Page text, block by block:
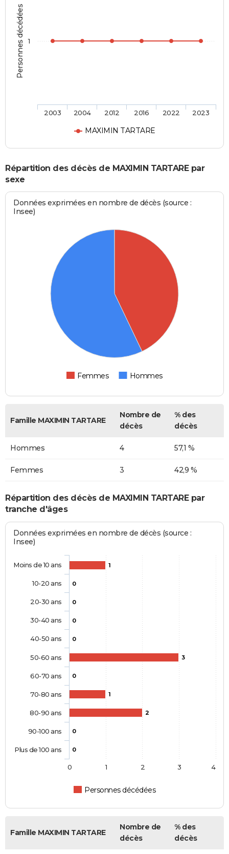
Personnes décédées
MAXIMIN TARTARE
2003 2004 2012 2016 2022 2023
1
Répartition des décès de MAXIMIN TARTARE par
sexe
Données exprimées en nombre de décès (source :
Insee)
Femmes Hommes
Famille MAXIMIN TARTARE
Nombre de
décès
% des
décès
Hommes 4 57,1 %
Femmes 3 42,9 %
Répartition des décès de MAXIMIN TARTARE par
tranche d'âges
Données exprimées en nombre de décès (source :
Insee)
1
0
0
0
0
3
0
1
2
0
0
Personnes décédées
Moins de 10 ans
10-20 ans
20-30 ans
30-40 ans
40-50 ans
50-60 ans
60-70 ans
70-80 ans
80-90 ans
90-100 ans
Plus de 100 ans
0 1 2 3 4
Famille MAXIMIN TARTARE
Nombre de
décès
% des
décès